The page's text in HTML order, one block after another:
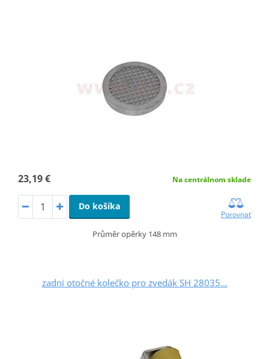
23,19 € Na centrálnom sklade
Do košíka
Porovnať
Průměr opěrky 148 mm
zadní otočné kolečko pro zvedák SH 28035...